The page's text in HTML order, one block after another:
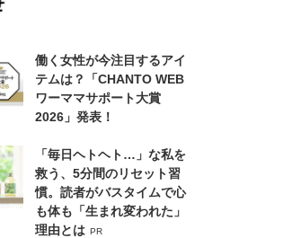
働く女性が今注目するアイ
テムは？「CHANTO WEB
ワーママサポート大賞
2026」発表！
「毎日ヘトヘト…」な私を
救う、5分間のリセット習
慣。読者がバスタイムで心
も体も「生まれ変われた」
理由とは PR